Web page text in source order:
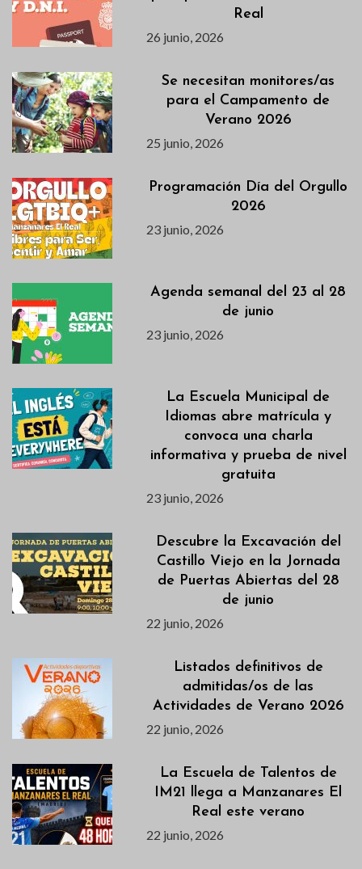
Real
26 junio, 2026
Se necesitan monitores/as
para el Campamento de
Verano 2026
25 junio, 2026
Programación Día del Orgullo
2026
23 junio, 2026
Agenda semanal del 23 al 28
de junio
23 junio, 2026
La Escuela Municipal de
Idiomas abre matrícula y
convoca una charla
informativa y prueba de nivel
gratuita
23 junio, 2026
Descubre la Excavación del
Castillo Viejo en la Jornada
de Puertas Abiertas del 28
de junio
22 junio, 2026
Listados definitivos de
admitidas/os de las
Actividades de Verano 2026
22 junio, 2026
La Escuela de Talentos de
IM21 llega a Manzanares El
Real este verano
22 junio, 2026